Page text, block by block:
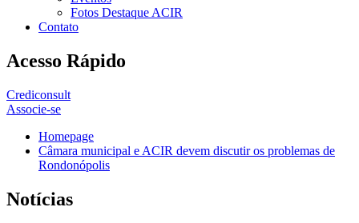
Fotos Destaque ACIR
Contato
Acesso Rápido
Crediconsult
Associe-se
Homepage
Câmara municipal e ACIR devem discutir os problemas de
Rondonópolis
Notícias